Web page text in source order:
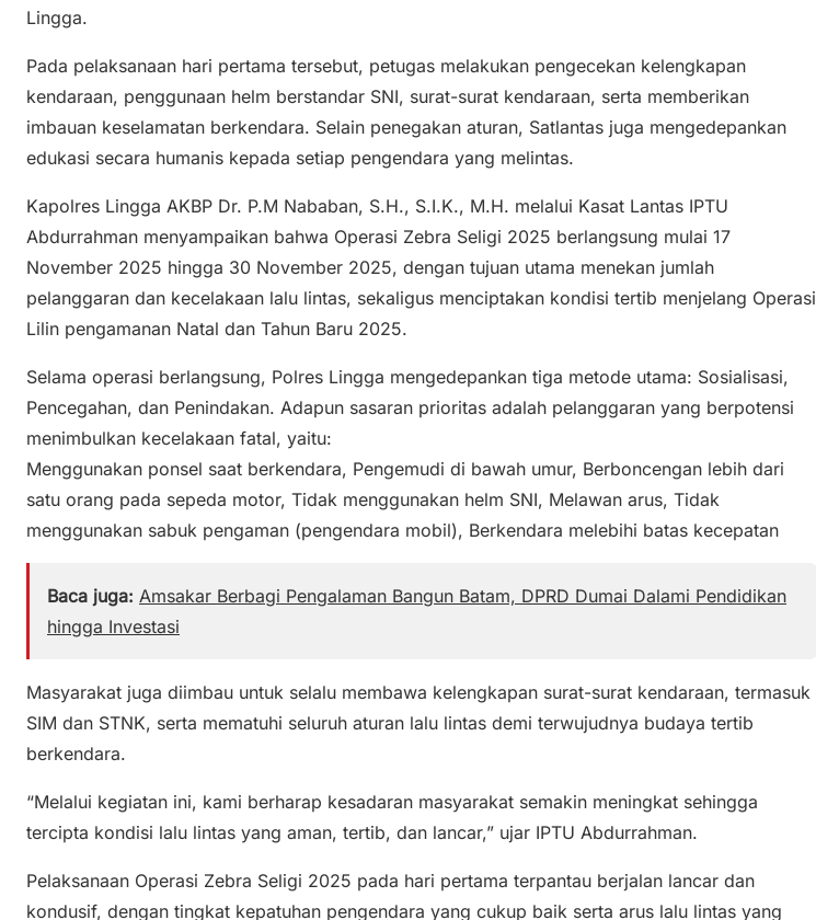
Lingga.
Pada pelaksanaan hari pertama tersebut, petugas melakukan pengecekan kelengkapan
kendaraan, penggunaan helm berstandar SNI, surat-surat kendaraan, serta memberikan
imbauan keselamatan berkendara. Selain penegakan aturan, Satlantas juga mengedepankan
edukasi secara humanis kepada setiap pengendara yang melintas.
Kapolres Lingga AKBP Dr. P.M Nababan, S.H., S.I.K., M.H. melalui Kasat Lantas IPTU
Abdurrahman menyampaikan bahwa Operasi Zebra Seligi 2025 berlangsung mulai 17
November 2025 hingga 30 November 2025, dengan tujuan utama menekan jumlah
pelanggaran dan kecelakaan lalu lintas, sekaligus menciptakan kondisi tertib menjelang Operasi
Lilin pengamanan Natal dan Tahun Baru 2025.
Selama operasi berlangsung, Polres Lingga mengedepankan tiga metode utama: Sosialisasi,
Pencegahan, dan Penindakan. Adapun sasaran prioritas adalah pelanggaran yang berpotensi
menimbulkan kecelakaan fatal, yaitu:
Menggunakan ponsel saat berkendara, Pengemudi di bawah umur, Berboncengan lebih dari
satu orang pada sepeda motor, Tidak menggunakan helm SNI, Melawan arus, Tidak
menggunakan sabuk pengaman (pengendara mobil), Berkendara melebihi batas kecepatan
Baca juga: Amsakar Berbagi Pengalaman Bangun Batam, DPRD Dumai Dalami Pendidikan
hingga Investasi
Masyarakat juga diimbau untuk selalu membawa kelengkapan surat-surat kendaraan, termasuk
SIM dan STNK, serta mematuhi seluruh aturan lalu lintas demi terwujudnya budaya tertib
berkendara.
“Melalui kegiatan ini, kami berharap kesadaran masyarakat semakin meningkat sehingga
tercipta kondisi lalu lintas yang aman, tertib, dan lancar,” ujar IPTU Abdurrahman.
Pelaksanaan Operasi Zebra Seligi 2025 pada hari pertama terpantau berjalan lancar dan
kondusif, dengan tingkat kepatuhan pengendara yang cukup baik serta arus lalu lintas yang